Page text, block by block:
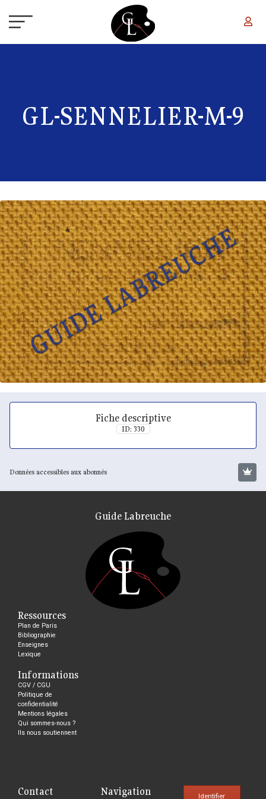
GL-SENNELIER-M-9
Fiche descriptive
ID: 330
Données accessibles aux abonnés
Guide Labreuche
Ressources
Plan de Paris
Bibliographie
Enseignes
Lexique
Informations
CGV / CGU
Politique de
confidentialité
Mentions légales
Qui sommes-nous ?
Ils nous soutiennent
Contact Navigation Identifier